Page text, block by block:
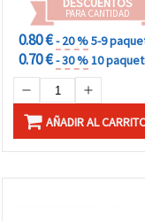
PARA CANTIDAD
0.80 €- 20 %5-9
0.70 €- 30 %10
AÑADIR AL